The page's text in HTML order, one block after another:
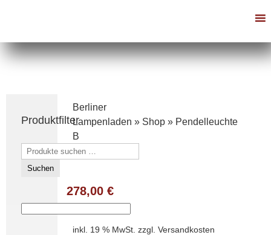
Produktfilter
Suchen
nach:
Suchen
Berliner
Lampenladen » Shop» Pendelleuchte
B
278,00 €
inkl. 19 % MwSt. zzgl. Versandkosten